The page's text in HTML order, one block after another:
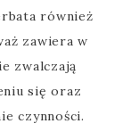
również
zawiera w
zwalczają
się oraz
czynności.